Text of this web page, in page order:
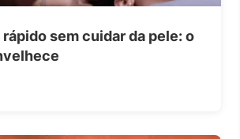
sem cuidar da pele: o